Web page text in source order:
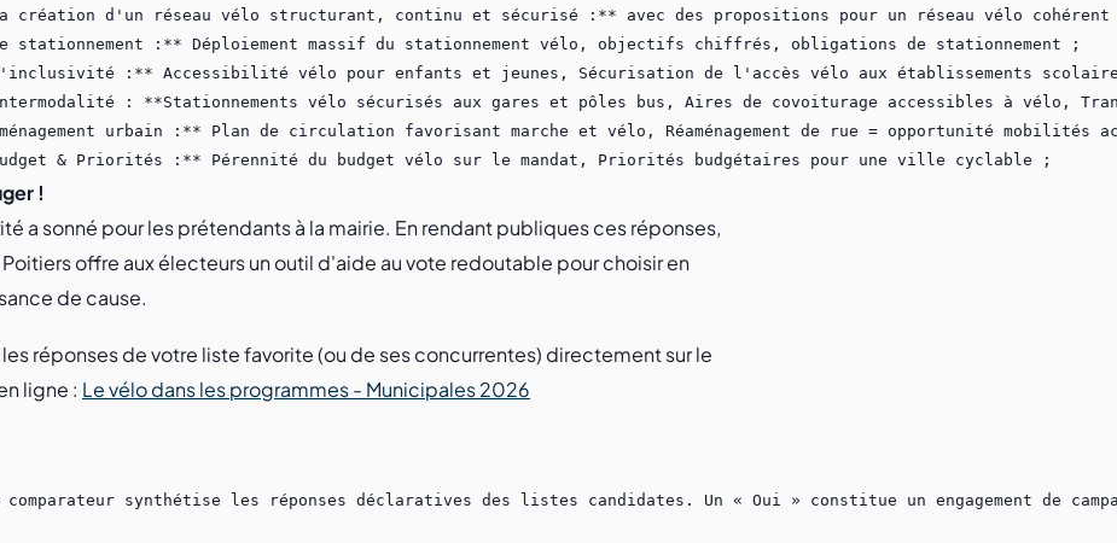
!
a sonné pour les prétendants à la mairie. En rendant publiques ces réponses,
offre aux électeurs un outil d'aide au vote redoutable pour choisir en
de cause.
réponses de votre liste favorite (ou de ses concurrentes) directement sur le
ligne : Le vélo dans les programmes - Municipales 2026